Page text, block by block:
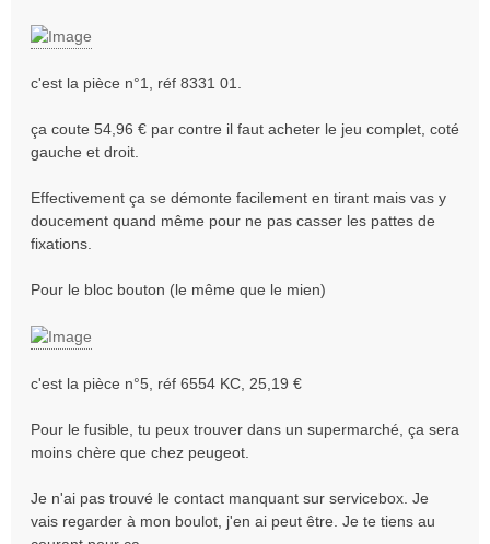
e
c'est la pièce n°1, réf 8331 01.
ça coute 54,96 € par contre il faut acheter le jeu complet, coté
gauche et droit.
Effectivement ça se démonte facilement en tirant mais vas y
doucement quand même pour ne pas casser les pattes de
fixations.
Pour le bloc bouton (le même que le mien)
c'est la pièce n°5, réf 6554 KC, 25,19 €
Pour le fusible, tu peux trouver dans un supermarché, ça sera
moins chère que chez peugeot.
Je n'ai pas trouvé le contact manquant sur servicebox. Je
vais regarder à mon boulot, j'en ai peut être. Je te tiens au